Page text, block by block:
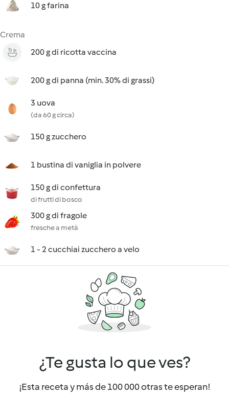
10 g farina
Crema
200 g di ricotta vaccina
200 g di panna (min. 30% di grassi)
3 uova
(da 60 g circa)
150 g zucchero
1 bustina di vaniglia in polvere
150 g di confettura
di frutti di bosco
300 g di fragole
fresche a metà
1 - 2 cucchiai zucchero a velo
¿Te gusta lo que ves?
¡Esta receta y más de 100 000 otras te esperan!